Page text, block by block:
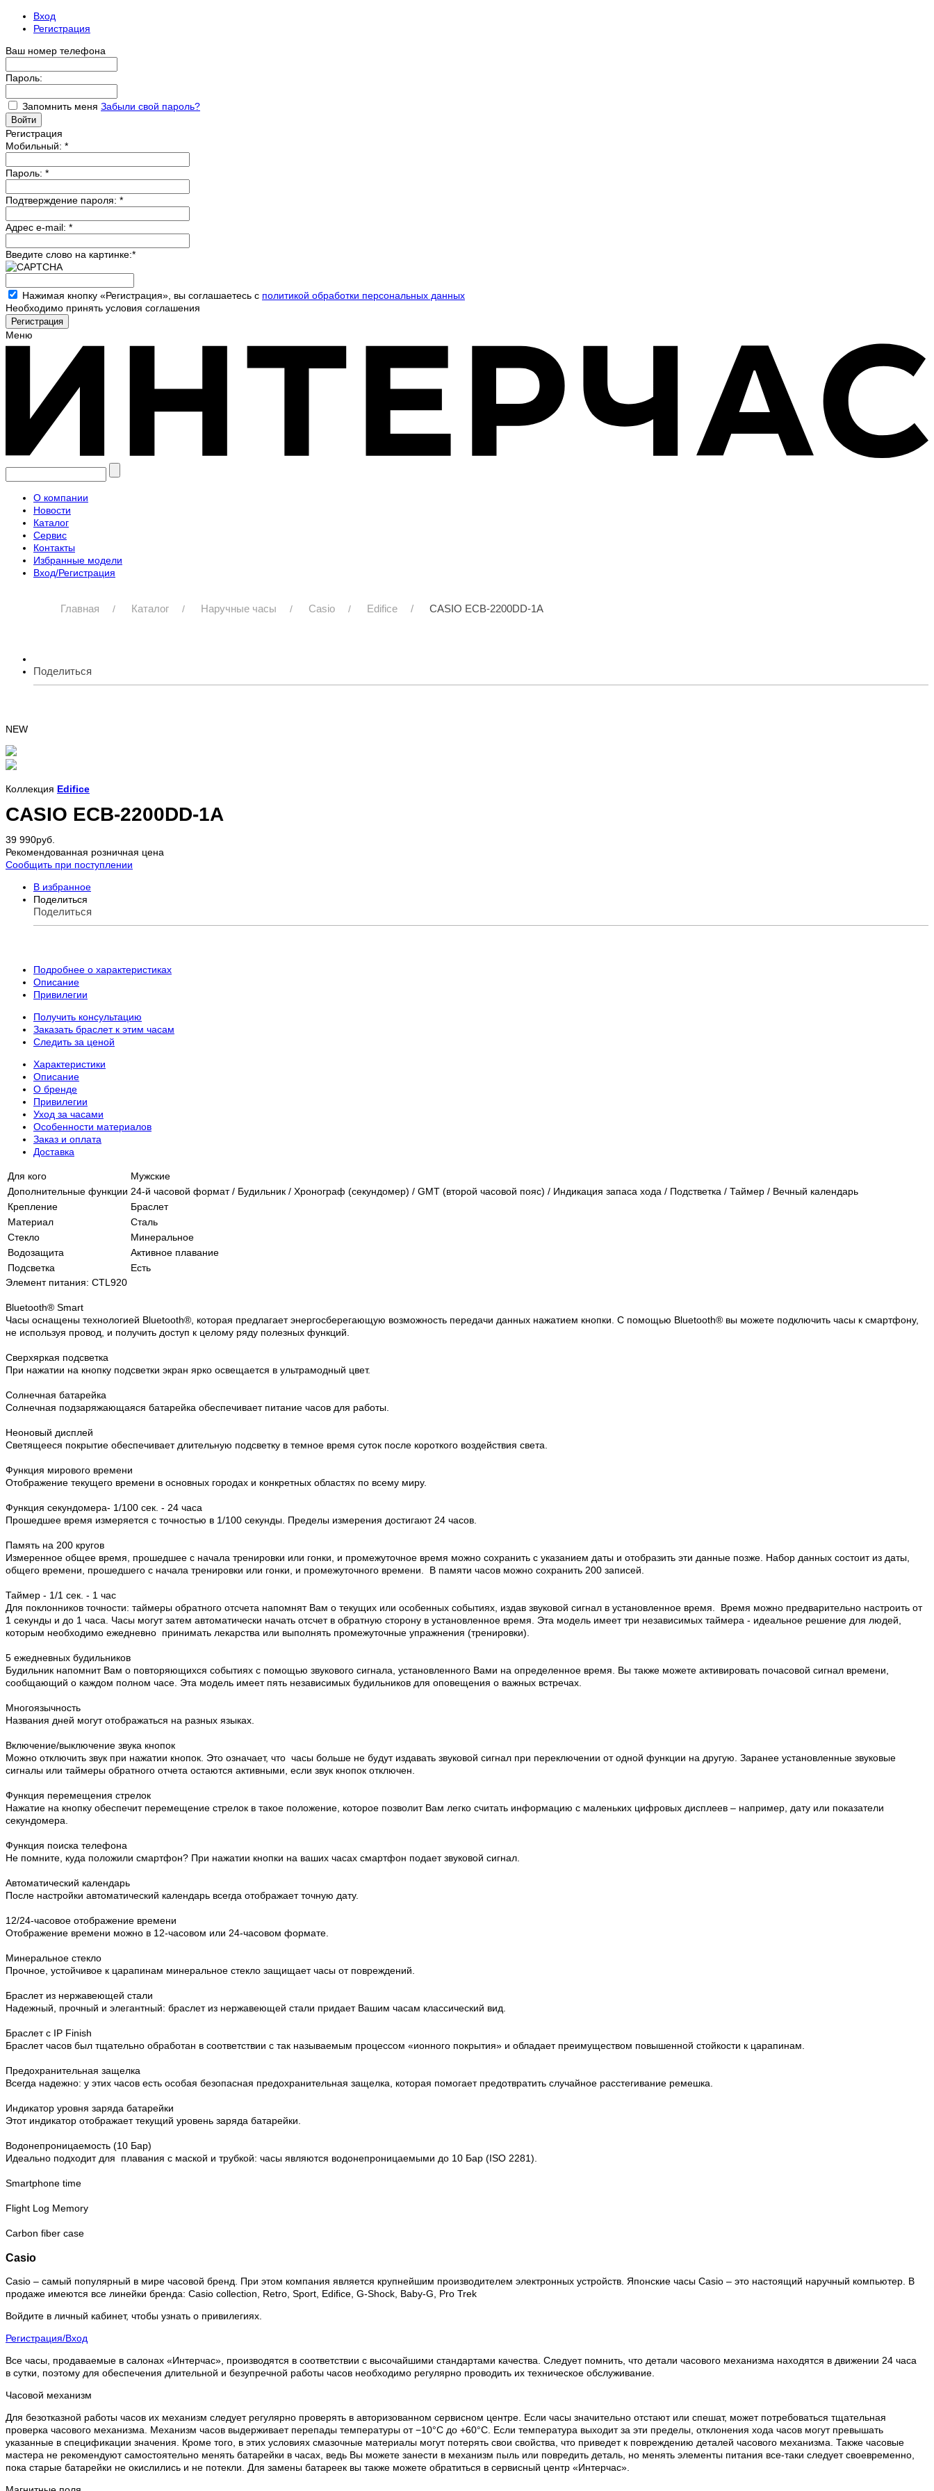
Вход
Регистрация
Ваш номер телефона
Пароль:
Запомнить меня Забыли свой пароль?
Регистрация
Мобильный: *
Пароль: *
Подтверждение пароля: *
Адрес e-mail: *
Введите слово на картинке:*
Нажимая кнопку «Регистрация», вы соглашаетесь с политикой обработки персональных данных
Необходимо принять условия соглашения
Меню
О компании
Новости
Каталог
Сервис
Контакты
Избранные модели
Вход/Регистрация
Главная Каталог Наручные часы Casio Edifice CASIO ECB-2200DD-1A
Поделиться
NEW
Коллекция Edifice
CASIO ECB-2200DD-1A
39 990руб.
Рекомендованная розничная цена
Сообщить при поступлении
В избранное
Поделиться
Поделиться
Подробнее о характеристиках
Описание
Привилегии
Получить консультацию
Заказать браслет к этим часам
Следить за ценой
Характеристики
Описание
О бренде
Привилегии
Уход за часами
Особенности материалов
Заказ и оплата
Доставка
Для кого
Мужские
Дополнительные функции 24-й часовой формат / Будильник / Хронограф (секундомер) / GMT (второй часовой пояс) / Индикация запаса хода / Подстветка / Таймер / Вечный календарь
Крепление
Браслет
Материал
Сталь
Стекло
Минеральное
Водозащита
Активное плавание
Подсветка
Есть
Элемент питания: CTL920
Bluetooth® Smart
Часы оснащены технологией Bluetooth®, которая предлагает энергосберегающую возможность передачи данных нажатием кнопки. С помощью Bluetooth® вы можете подключить часы к смартфону,
не используя провод, и получить доступ к целому ряду полезных функций.
Сверхяркая подсветка
При нажатии на кнопку подсветки экран ярко освещается в ультрамодный цвет.
Солнечная батарейка
Солнечная подзаряжающаяся батарейка обеспечивает питание часов для работы.
Неоновый дисплей
Светящееся покрытие обеспечивает длительную подсветку в темное время суток после короткого воздействия света.
Функция мирового времени
Отображение текущего времени в основных городах и конкретных областях по всему миру.
Функция секундомера- 1/100 сек. - 24 часа
Прошедшее время измеряется с точностью в 1/100 секунды. Пределы измерения достигают 24 часов.
Память на 200 кругов
Измеренное общее время, прошедшее с начала тренировки или гонки, и промежуточное время можно сохранить с указанием даты и отобразить эти данные позже. Набор данных состоит из даты,
общего времени, прошедшего с начала тренировки или гонки, и промежуточного времени. В памяти часов можно сохранить 200 записей.
Таймер - 1/1 сек. - 1 час
Для поклонников точности: таймеры обратного отсчета напомнят Вам о текущих или особенных событиях, издав звуковой сигнал в установленное время. Время можно предварительно настроить от
1 секунды и до 1 часа. Часы могут затем автоматически начать отсчет в обратную сторону в установленное время. Эта модель имеет три независимых таймера - идеальное решение для людей,
которым необходимо ежедневно принимать лекарства или выполнять промежуточные упражнения (тренировки).
5 ежедневных будильников
Будильник напомнит Вам о повторяющихся событиях с помощью звукового сигнала, установленного Вами на определенное время. Вы также можете активировать почасовой сигнал времени,
сообщающий о каждом полном часе. Эта модель имеет пять независимых будильников для оповещения о важных встречах.
Многоязычность
Названия дней могут отображаться на разных языках.
Включение/выключение звука кнопок
Можно отключить звук при нажатии кнопок. Это означает, что часы больше не будут издавать звуковой сигнал при переключении от одной функции на другую. Заранее установленные звуковые
сигналы или таймеры обратного отчета остаются активными, если звук кнопок отключен.
Функция перемещения стрелок
Нажатие на кнопку обеспечит перемещение стрелок в такое положение, которое позволит Вам легко считать информацию с маленьких цифровых дисплеев – например, дату или показатели
секундомера.
Функция поиска телефона
Не помните, куда положили смартфон? При нажатии кнопки на ваших часах смартфон подает звуковой сигнал.
Автоматический календарь
После настройки автоматический календарь всегда отображает точную дату.
12/24-часовое отображение времени
Отображение времени можно в 12-часовом или 24-часовом формате.
Минеральное стекло
Прочное, устойчивое к царапинам минеральное стекло защищает часы от повреждений.
Браслет из нержавеющей стали
Надежный, прочный и элегантный: браслет из нержавеющей стали придает Вашим часам классический вид.
Браслет с IP Finish
Браслет часов был тщательно обработан в соответствии с так называемым процессом «ионного покрытия» и обладает преимуществом повышенной стойкости к царапинам.
Предохранительная защелка
Всегда надежно: у этих часов есть особая безопасная предохранительная защелка, которая помогает предотвратить случайное расстегивание ремешка.
Индикатор уровня заряда батарейки
Этот индикатор отображает текущий уровень заряда батарейки.
Водонепроницаемость (10 Бар)
Идеально подходит для плавания с маской и трубкой: часы являются водонепроницаемыми до 10 Бар (ISO 2281).
Smartphone time
Flight Log Memory
Carbon fiber case
Casio
Casio – самый популярный в мире часовой бренд. При этом компания является крупнейшим производителем электронных устройств. Японские часы Casio – это настоящий наручный компьютер. В
продаже имеются все линейки бренда: Casio collection, Retro, Sport, Edifice, G-Shock, Baby-G, Pro Trek
Войдите в личный кабинет, чтобы узнать о привилегиях.
Регистрация/Вход
Все часы, продаваемые в салонах «Интерчас», производятся в соответствии с высочайшими стандартами качества. Следует помнить, что детали часового механизма находятся в движении 24 часа
в сутки, поэтому для обеспечения длительной и безупречной работы часов необходимо регулярно проводить их техническое обслуживание.
Часовой механизм
Для безотказной работы часов их механизм следует регулярно проверять в авторизованном сервисном центре. Если часы значительно отстают или спешат, может потребоваться тщательная
проверка часового механизма. Механизм часов выдерживает перепады температуры от −10°C до +60°C. Если температура выходит за эти пределы, отклонения хода часов могут превышать
указанные в спецификации значения. Кроме того, в этих условиях смазочные материалы могут потерять свои свойства, что приведет к повреждению деталей часового механизма. Также часовые
мастера не рекомендуют самостоятельно менять батарейки в часах, ведь Вы можете занести в механизм пыль или повредить деталь, но менять элементы питания все-таки следует своевременно,
пока старые батарейки не окислились и не потекли. Для замены батареек вы также можете обратиться в сервисный центр «Интерчас».